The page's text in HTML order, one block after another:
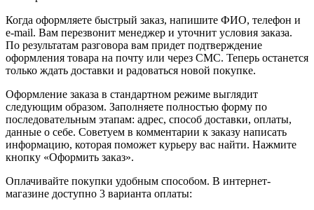
Когда оформляете быстрый заказ, напишите ФИО, телефон и
e-mail. Вам перезвонит менеджер и уточнит условия заказа.
По результатам разговора вам придет подтверждение
оформления товара на почту или через СМС. Теперь останется
только ждать доставки и радоваться новой покупке.
Оформление заказа в стандартном режиме выглядит
следующим образом. Заполняете полностью форму по
последовательным этапам: адрес, способ доставки, оплаты,
данные о себе. Советуем в комментарии к заказу написать
информацию, которая поможет курьеру вас найти. Нажмите
кнопку «Оформить заказ».
Оплачивайте покупки удобным способом. В интернет-
магазине доступно 3 варианта оплаты: